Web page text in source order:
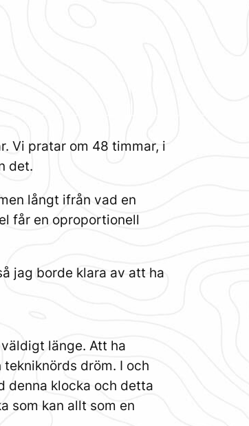
Vi pratar om 48 timmar, i
det.
långt ifrån vad en
får en oproportionell
jag borde klara av att ha
länge. Att ha
dröm. I och
denna klocka och detta
som kan allt som en